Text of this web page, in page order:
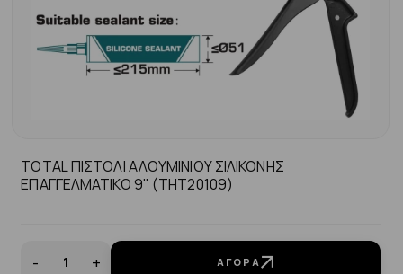
TOTAL ΠΙΣΤΟΛΙ ΑΛΟΥΜΙΝΙΟΥ ΣΙΛΙΚΟΝΗΣ
ΕΠΑΓΓΕΛΜΑΤΙΚΟ 9" (THT20109)
- + ΑΓΟΡΆ